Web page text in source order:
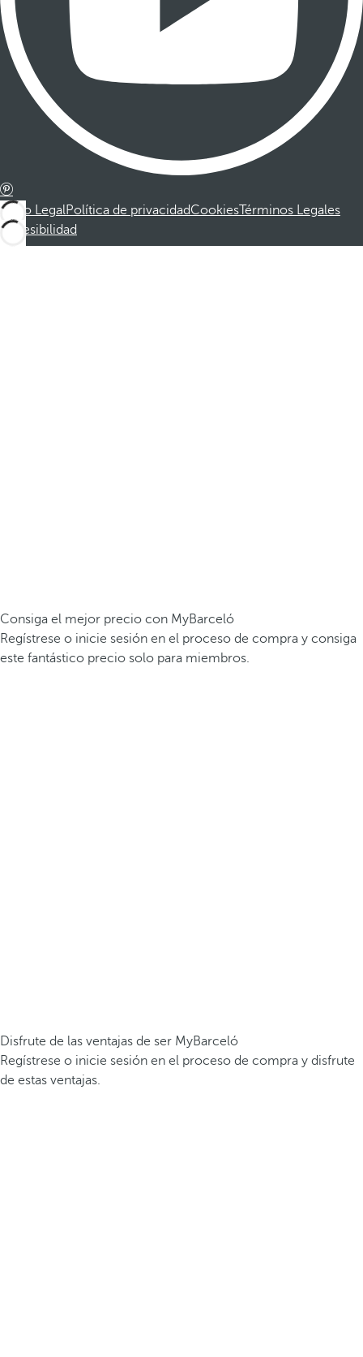
Aviso LegalPolítica de privacidadCookiesTérminos Legales
Accesibilidad
Consiga el mejor precio con MyBarceló
Regístrese o inicie sesión en el proceso de compra y consiga
este fantástico precio solo para miembros.
Disfrute de las ventajas de ser MyBarceló
Regístrese o inicie sesión en el proceso de compra y disfrute
de estas ventajas.